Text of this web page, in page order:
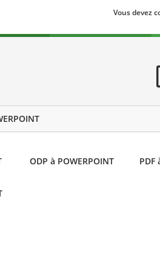
Vous devez
ODP à POWERPOINT PDF